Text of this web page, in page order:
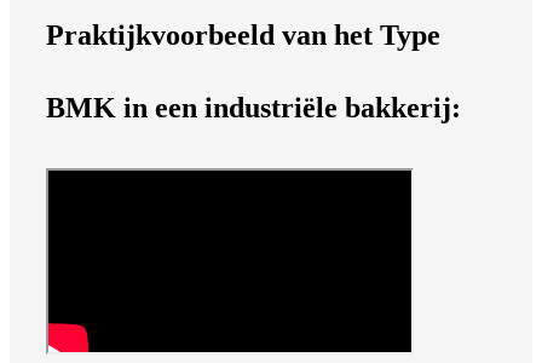
Praktijkvoorbeeld van het Type
BMK in een industriële bakkerij: